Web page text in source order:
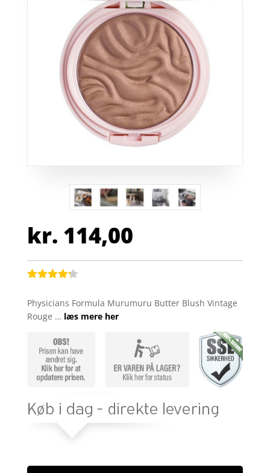
kr. 114,00
ud af 5
baseret
mmelser
Physicians Formula Murumuru Butter Blush Vintage
Rouge … læs mere her